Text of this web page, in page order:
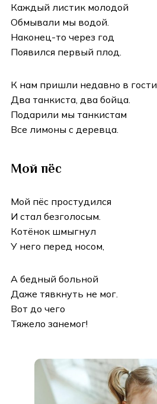
Каждый листик молодой
Обмывали мы водой.
Наконец-то через год
Появился первый плод.
К нам пришли недавно в гости
Два танкиста, два бойца.
Подарили мы танкистам
Все лимоны с деревца.
Мой пёс
Мой пёс простудился
И стал безголосым.
Котёнок шмыгнул
У него перед носом,
А бедный больной
Даже тявкнуть не мог.
Вот до чего
Тяжело занемог!